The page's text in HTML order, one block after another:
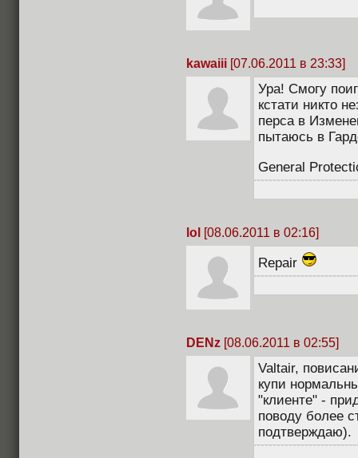
kawaiii [07.06.2011 в 23:33]
Ура! Смогу
кстати никто
перса в
пытаюсь в
General
lol [08.06.2011 в 02:16]
Repair
DENz [08.06.2011 в 02:55]
Valtair,
купи
"клиенте" -
поводу более
подтверждаю).